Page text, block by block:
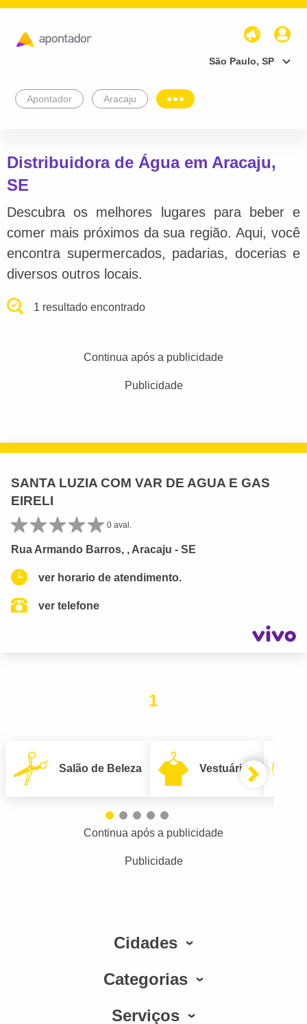
São Paulo, SP
Apontador Aracaju
Distribuidora de Água em Aracaju,
SE
Descubra os melhores lugares para beber e
comer mais próximos da sua região. Aqui, você
encontra supermercados, padarias, docerias e
diversos outros locais.
1 resultado encontrado
Continua após a publicidade
Publicidade
SANTA LUZIA COM VAR DE AGUA E GAS
EIRELI
0 aval.
Rua Armando Barros, , Aracaju - SE
ver horario de atendimento.
ver telefone
1
Salão de Beleza Vestuário
Continua após a publicidade
Publicidade
Cidades
Categorias
Serviços